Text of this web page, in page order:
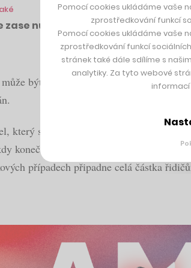
zase nuda. Snad to tak i vydrží
být alespoň fakt, že řidič do
který se u zákazníků logicky velké
konečná cena jízdy byla oproti té
případech připadne celá částka
Pomocí cookies ukládáme vaše
zprostředkování funkcí
Pomocí cookies ukládáme vaše
zprostředkování funkcí
stránek také dále sdílíme s
analytiky. Za tyto webové